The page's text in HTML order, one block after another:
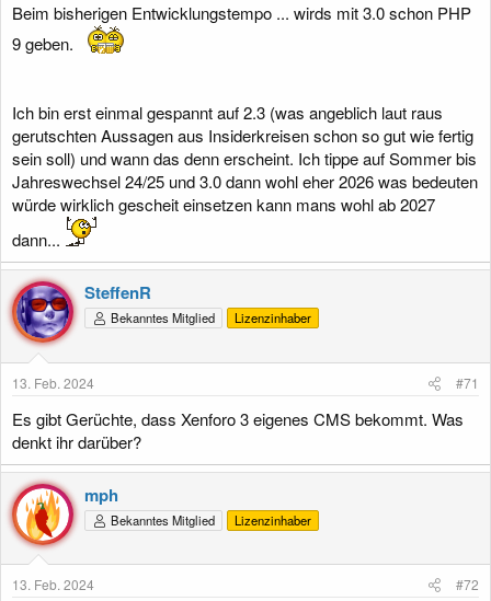
Beim bisherigen Entwicklungstempo ... wirds mit 3.0 schon PHP
9 geben.
Ich bin erst einmal gespannt auf 2.3 (was angeblich laut raus
gerutschten Aussagen aus Insiderkreisen schon so gut wie fertig
sein soll) und wann das denn erscheint. Ich tippe auf Sommer bis
Jahreswechsel 24/25 und 3.0 dann wohl eher 2026 was bedeuten
würde wirklich gescheit einsetzen kann mans wohl ab 2027
dann...
SteffenR
Bekanntes Mitglied Lizenzinhaber
13. Feb. 2024 #71
Es gibt Gerüchte, dass Xenforo 3 eigenes CMS bekommt. Was
denkt ihr darüber?
mph
Bekanntes Mitglied Lizenzinhaber
13. Feb. 2024 #72